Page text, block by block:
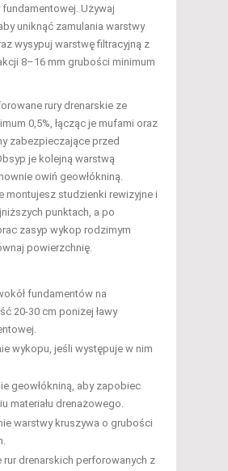
fundamentowej. Używaj
uniknąć zamulania warstwy
wysypuj warstwę filtracyjną z
8–16 mm grubości minimum
rury drenarskie ze
0,5%, łącząc je mufami oraz
zabezpieczające przed
je kolejną warstwą
owiń geowłókniną.
montujesz studzienki rewizyjne i
punktach, a po
zasyp wykop rodzimym
powierzchnię.
fundamentów na
20-30 cm poniżej ławy
wykopu, jeśli występuje w nim
geowłókniną, aby zapobiec
materiału drenażowego.
warstwy kruszywa o grubości
rur drenarskich perforowanych z